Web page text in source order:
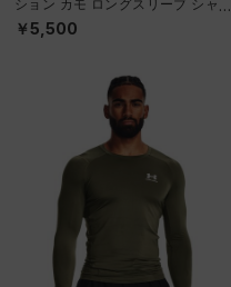
ション カモ ロングスリーブ シャツ
（トレーニング/MEN）
￥5,500